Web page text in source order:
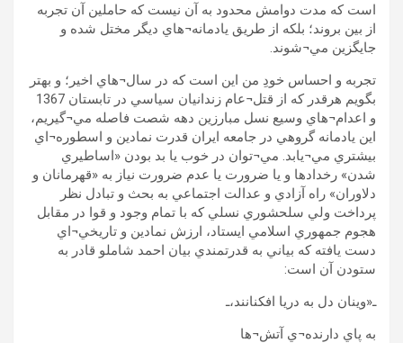
است که مدت دوامش محدود به آن نيست که حاملين آن تجربه
از بين بروند؛ بلکه از طريق يادمانه¬هاي ديگر مختل شده و
جايگزين مي¬شوند.
تجربه و احساس خودِ من اين است که در سال¬هاي اخير؛ و بهتر
بگويم هرقدر که از قتل¬عام زندانيان سياسي در تابستان 1367
و اعدام¬هاي وسيع نسل مبارزين دهه شصت فاصله مي¬گيريم،
اين يادمانه گروهي در جامعه ايران قدرت نمادين و اسطوره¬اي
بيشتري مي¬يابد. مي¬توان در خوب يا بد بودن «اساطيري
شدن» رخدادها و يا ضرورت يا عدم ضرورت نياز به «قهرمانان و
دلاوران» راه آزادي و عدالت اجتماعي به بحث و تبادل نظر
پرداخت ولي سلحشوري نسلي که با تمام وجود و قوا در مقابل
هجوم جمهوري اسلامي ايستاد، ارزش نمادين و تاريخي¬اي
دست يافته که بياني به قدرتمندي بيان احمد شاملو قادر به
ستودن آن است:
ـ«وينان دل به دريا افکنانند،ـ
به پاي دارنده¬ي آتش¬ها